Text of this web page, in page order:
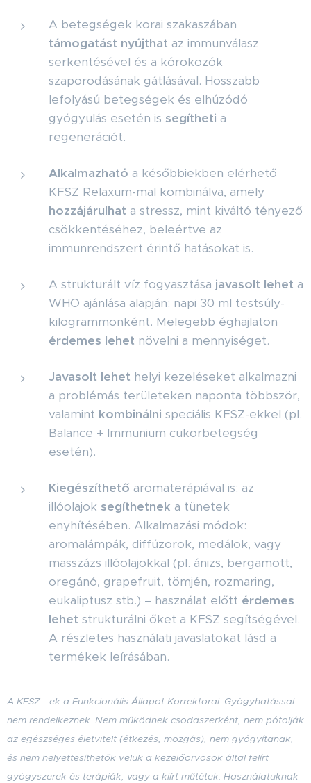
A betegségek korai szakaszában
támogatást nyújthat az immunválasz
serkentésével és a kórokozók
szaporodásának gátlásával. Hosszabb
lefolyású betegségek és elhúzódó
gyógyulás esetén is segítheti a
regenerációt.
Alkalmazható a későbbiekben elérhető
KFSZ Relaxum-mal kombinálva, amely
hozzájárulhat a stressz, mint kiváltó tényező
csökkentéséhez, beleértve az
immunrendszert érintő hatásokat is.
A strukturált víz fogyasztása javasolt lehet a
WHO ajánlása alapján: napi 30 ml testsúly-
kilogrammonként. Melegebb éghajlaton
érdemes lehet növelni a mennyiséget.
Javasolt lehet helyi kezeléseket alkalmazni
a problémás területeken naponta többször,
valamint kombinálni speciális KFSZ-ekkel (pl.
Balance + Immunium cukorbetegség
esetén).
Kiegészíthető aromaterápiával is: az
illóolajok segíthetnek a tünetek
enyhítésében. Alkalmazási módok:
aromalámpák, diffúzorok, medálok, vagy
masszázs illóolajokkal (pl. ánizs, bergamott,
oregánó, grapefruit, tömjén, rozmaring,
eukaliptusz stb.) – használat előtt érdemes
lehet strukturálni őket a KFSZ segítségével.
A részletes használati javaslatokat lásd a
termékek leírásában.
A KFSZ - ek a Funkcionális Állapot Korrektorai. Gyógyhatással
nem rendelkeznek. Nem működnek csodaszerként, nem pótolják
az egészséges életvitelt (étkezés, mozgás), nem gyógyítanak,
és nem helyettesíthetők velük a kezelőorvosok által felírt
gyógyszerek és terápiák, vagy a kiírt műtétek. Használatuknak